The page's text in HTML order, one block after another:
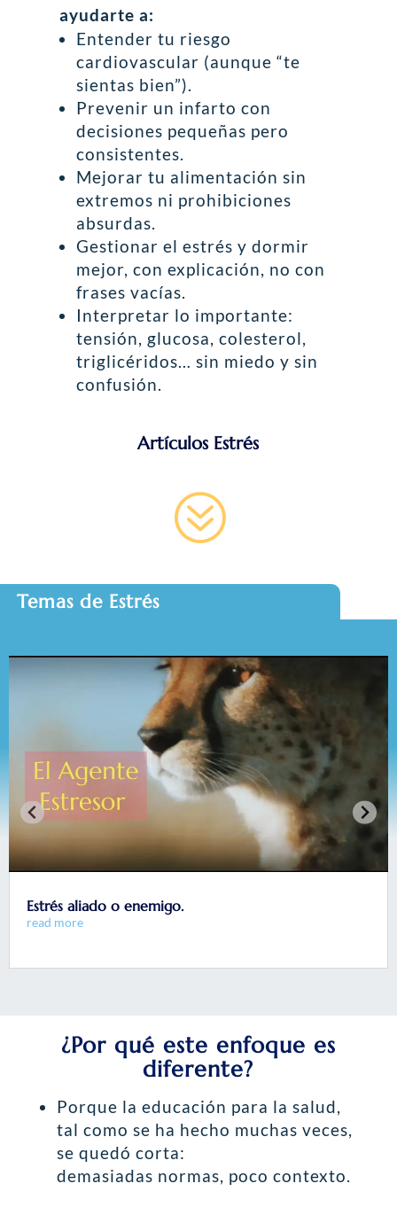
ayudarte a:
Entender tu riesgo
cardiovascular (aunque “te
sientas bien”).
Prevenir un infarto con
decisiones pequeñas pero
consistentes.
Mejorar tu alimentación sin
extremos ni prohibiciones
absurdas.
Gestionar el estrés y dormir
mejor, con explicación, no con
frases vacías.
Interpretar lo importante:
tensión, glucosa, colesterol,
triglicéridos… sin miedo y sin
confusión.
Artículos Estrés
?
Temas de Estrés
Estrés aliado o enemigo.
read more
¿Por qué este enfoque es
diferente?
Porque la educación para la salud,
tal como se ha hecho muchas veces,
se quedó corta:
demasiadas normas, poco contexto.